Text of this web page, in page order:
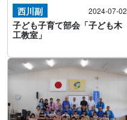
西川副 2024-07-02
子ども子育て部会「子ども木
工教室」